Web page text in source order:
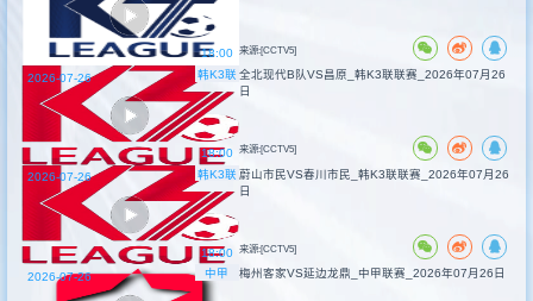
18:00 来源:[CCTV5]
韩K3联
18:00
2026-07-26
全北现代B队VS昌原_韩K3联联赛_2026年07月26
日
来源:[CCTV5]
韩K3联
18:00
2026-07-26
蔚山市民VS春川市民_韩K3联联赛_2026年07月26
日
来源:[CCTV5]
中甲
2026-07-26 梅州客家VS延边龙鼎_中甲联赛_2026年07月26日